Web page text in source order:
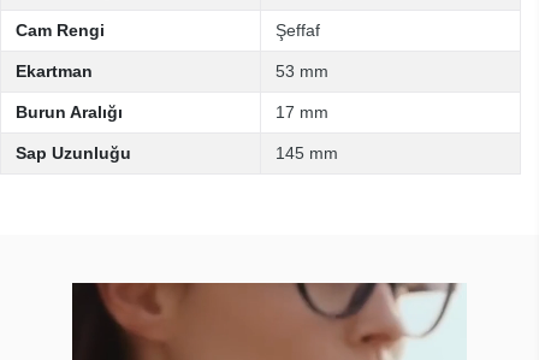
Cam Rengi Şeffaf
Ekartman 53 mm
Burun Aralığı 17 mm
Sap Uzunluğu 145 mm